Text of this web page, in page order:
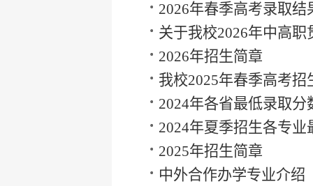
章
2026年春季高考录取结
关于我校2026年中高职
二分段拟录取名单的公
2026年招生简章
我校2025年春季高考招
情况
2024年各省最低录取分
2024年夏季招生各专业
取分及最低排位
2025年招生简章
中外合作办学专业介绍